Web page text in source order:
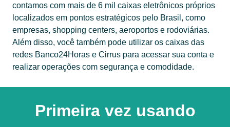
contamos com mais de 6 mil caixas eletrônicos próprios
localizados em pontos estratégicos pelo Brasil, como
empresas, shopping centers, aeroportos e rodoviárias.
Além disso, você também pode utilizar os caixas das
redes Banco24Horas e Cirrus para acessar sua conta e
realizar operações com segurança e comodidade.
Primeira vez usando